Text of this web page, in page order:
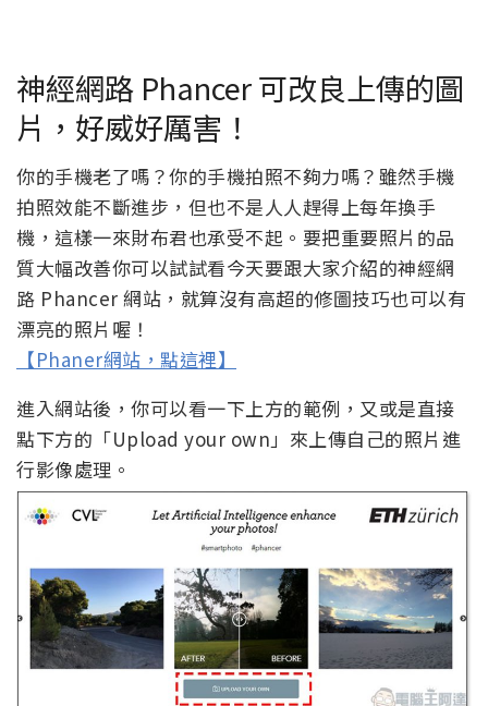
神經網路 Phancer 可改良上傳的圖
片，好威好厲害！
你的手機老了嗎？你的手機拍照不夠力嗎？雖然手機
拍照效能不斷進步，但也不是人人趕得上每年換手
機，這樣一來財布君也承受不起。要把重要照片的品
質大幅改善你可以試試看今天要跟大家介紹的神經網
路 Phancer 網站，就算沒有高超的修圖技巧也可以有
漂亮的照片喔！
【Phaner網站，點這裡】
進入網站後，你可以看一下上方的範例，又或是直接
點下方的「Upload your own」來上傳自己的照片進
行影像處理。